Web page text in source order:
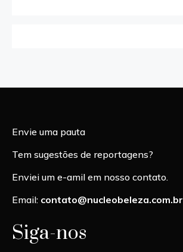
Envie uma pauta
Tem sugestões de reportagens?
Enviei um e-amil em nosso contato.
Email: contato@nucleobeleza.com.br
Siga-nos